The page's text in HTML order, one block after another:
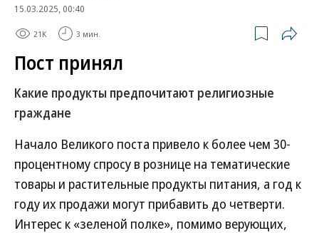
15.03.2025, 00:40
21K 3 мин.
Пост принял
Какие продукты предпочитают религиозные
граждане
Начало Великого поста привело к более чем 30-
процентному спросу в рознице на тематические
товары и растительные продукты питания, а год к
году их продажи могут прибавить до четверти.
Интерес к «зеленой полке», помимо верующих,